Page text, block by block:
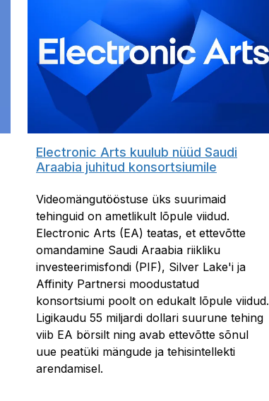
Electronic Arts kuulub nüüd Saudi
Araabia juhitud konsortsiumile
Videomängutööstuse üks suurimaid
tehinguid on ametlikult lõpule viidud.
Electronic Arts (EA) teatas, et ettevõtte
omandamine Saudi Araabia riikliku
investeerimisfondi (PIF), Silver Lake'i ja
Affinity Partnersi moodustatud
konsortsiumi poolt on edukalt lõpule viidud.
Ligikaudu 55 miljardi dollari suurune tehing
viib EA börsilt ning avab ettevõtte sõnul
uue peatüki mängude ja tehisintellekti
arendamisel.